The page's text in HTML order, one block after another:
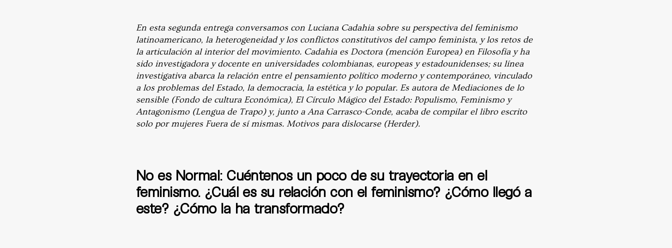
En esta segunda entrega conversamos con Luciana Cadahia sobre su perspectiva del feminismo
latinoamericano, la heterogeneidad y los conflictos constitutivos del campo feminista, y los retos de
la articulación al interior del movimiento. Cadahia es Doctora (mención Europea) en Filosofía y ha
sido investigadora y docente en universidades colombianas, europeas y estadounidenses; su línea
investigativa abarca la relación entre el pensamiento político moderno y contemporáneo, vinculado
a los problemas del Estado, la democracia, la estética y lo popular. Es autora de Mediaciones de lo
sensible (Fondo de cultura Económica), El Círculo Mágico del Estado: Populismo, Feminismo y
Antagonismo (Lengua de Trapo) y, junto a Ana Carrasco-Conde, acaba de compilar el libro escrito
solo por mujeres Fuera de sí mismas. Motivos para dislocarse (Herder).
No es Normal: Cuéntenos un poco de su trayectoria en el
feminismo. ¿Cuál es su relación con el feminismo? ¿Cómo llegó a
este? ¿Cómo la ha transformado?